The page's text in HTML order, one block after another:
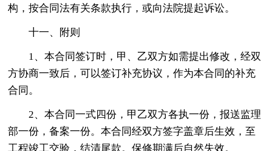
构，按合同法有关条款执行，或向法院提起诉讼。
十一、附则
1、本合同签订时，甲、乙双方如需提出修改，经双
方协商一致后，可以签订补充协议，作为本合同的补充
合同。
2、本合同一式四份，甲乙双方各执一份，报送监理
部一份，备案一份。本合同经双方签字盖章后生效，至
工程竣工交验，结清尾款。保修期满后自然失效。